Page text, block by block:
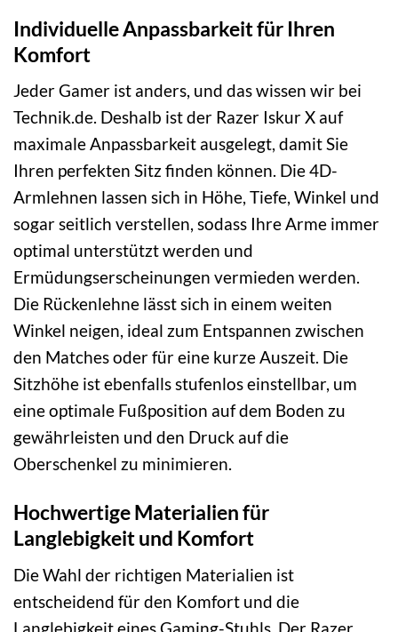
Individuelle Anpassbarkeit für Ihren
Komfort
Jeder Gamer ist anders, und das wissen wir bei
Technik.de. Deshalb ist der Razer Iskur X auf
maximale Anpassbarkeit ausgelegt, damit Sie
Ihren perfekten Sitz finden können. Die 4D-
Armlehnen lassen sich in Höhe, Tiefe, Winkel und
sogar seitlich verstellen, sodass Ihre Arme immer
optimal unterstützt werden und
Ermüdungserscheinungen vermieden werden.
Die Rückenlehne lässt sich in einem weiten
Winkel neigen, ideal zum Entspannen zwischen
den Matches oder für eine kurze Auszeit. Die
Sitzhöhe ist ebenfalls stufenlos einstellbar, um
eine optimale Fußposition auf dem Boden zu
gewährleisten und den Druck auf die
Oberschenkel zu minimieren.
Hochwertige Materialien für
Langlebigkeit und Komfort
Die Wahl der richtigen Materialien ist
entscheidend für den Komfort und die
Langlebigkeit eines Gaming-Stuhls. Der Razer